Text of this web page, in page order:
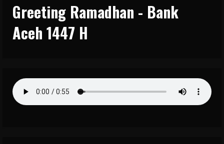
Greeting Ramadhan - Bank
Aceh 1447 H